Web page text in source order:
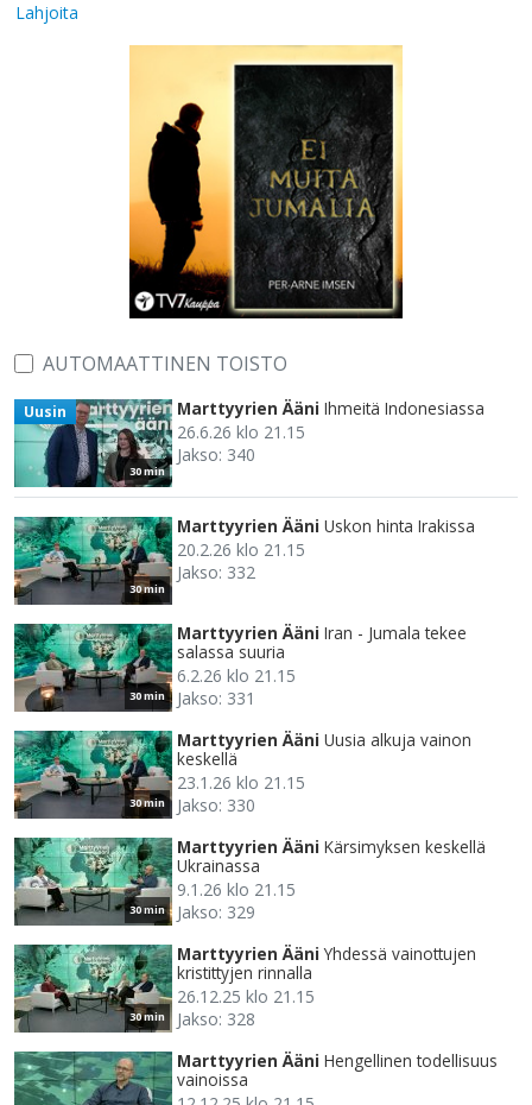
Lahjoita
AUTOMAATTINEN TOISTO
30 min
Uusin Marttyyrien Ääni Ihmeitä Indonesiassa
26.6.26 klo 21.15
Jakso: 340
30 min
Marttyyrien Ääni Uskon hinta Irakissa
20.2.26 klo 21.15
Jakso: 332
30 min
Marttyyrien Ääni Iran - Jumala tekee
salassa suuria
6.2.26 klo 21.15
Jakso: 331
30 min
Marttyyrien Ääni Uusia alkuja vainon
keskellä
23.1.26 klo 21.15
Jakso: 330
30 min
Marttyyrien Ääni Kärsimyksen keskellä
Ukrainassa
9.1.26 klo 21.15
Jakso: 329
30 min
Marttyyrien Ääni Yhdessä vainottujen
kristittyjen rinnalla
26.12.25 klo 21.15
Jakso: 328
Marttyyrien Ääni Hengellinen todellisuus
vainoissa